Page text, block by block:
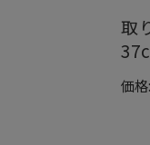
取
価格: